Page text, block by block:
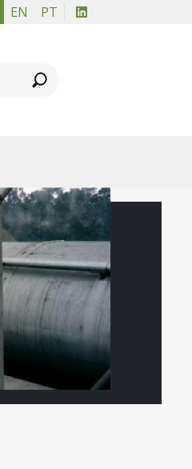
EN PT